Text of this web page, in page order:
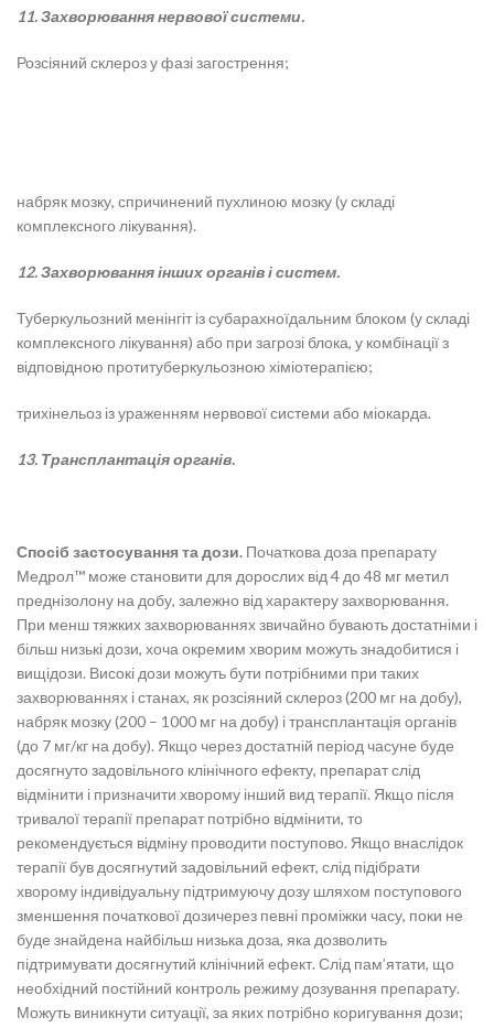
11. Захворювання нервової системи.
Розсіяний склероз у фазі загострення;
набряк мозку, спричинений пухлиною мозку (у складі
комплексного лікування).
12.Захворювання інших органів і систем.
Туберкульозний менінгіт із субарахноїдальним блоком (у складі
комплексного лікування) або при загрозі блока, у комбінації з
відповідною протитуберкульозною хіміотерапією;
трихінельоз із ураженням нервової системи або міокарда.
13. Трансплантація органів.
Спосіб застосування та дози. Початкова доза препарату
Медрол™ може становити для дорослих від 4 до 48 мг метил
преднізолону на добу, залежно від характеру захворювання.
При менш тяжких захворюваннях звичайно бувають достатніми і
більш низькі дози, хоча окремим хворим можуть знадобитися і
вищідози. Високі дози можуть бути потрібними при таких
захворюваннях і станах, як розсіяний склероз (200 мг на добу),
набряк мозку (200 – 1000 мг на добу) і трансплантація органів
(до 7 мг/кг на добу). Якщо через достатній період часуне буде
досягнуто задовільного клінічного ефекту, препарат слід
відмінити і призначити хворому інший вид терапії. Якщо після
тривалої терапії препарат потрібно відмінити, то
рекомендується відміну проводити поступово. Якщо внаслідок
терапії був досягнутий задовільний ефект, слід підібрати
хворому індивідуальну підтримуючу дозу шляхом поступового
зменшення початкової дозичерез певні проміжки часу, поки не
буде знайдена найбільш низька доза, яка дозволить
підтримувати досягнутий клінічний ефект. Слід пам’ятати, що
необхідний постійний контроль режиму дозування препарату.
Можуть виникнути ситуації, за яких потрібно коригування дози;